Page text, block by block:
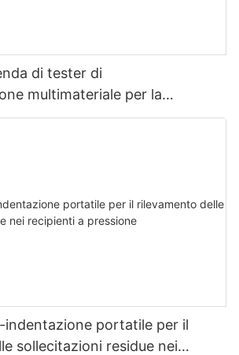
di tester di
multimateriale per la
resistenza e dello stress -
indentazione portatile per il
sollecitazioni residue nei